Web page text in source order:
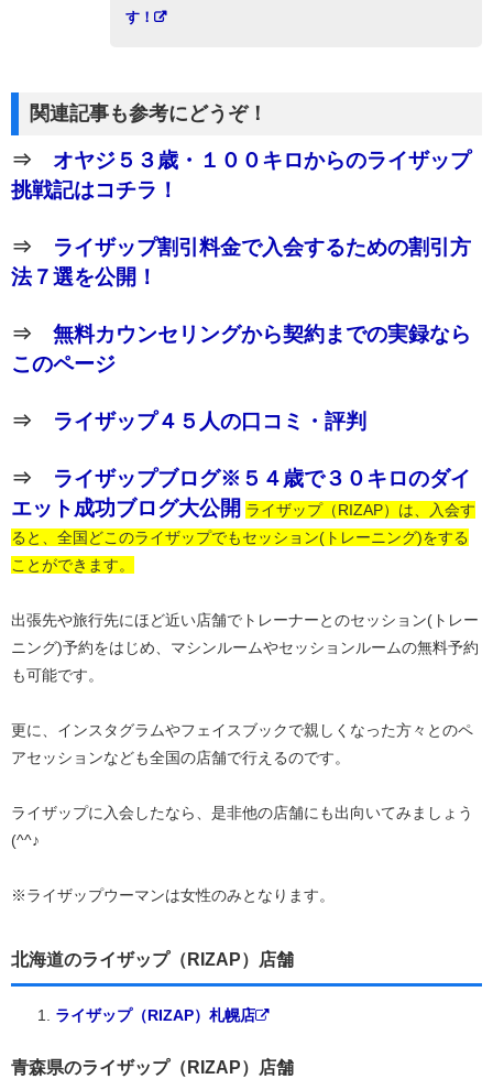
す！
関連記事も参考にどうぞ！
⇒ オヤジ５３歳・１００キロからのライザップ
挑戦記はコチラ！
⇒ ライザップ割引料金で入会するための割引方
法７選を公開！
⇒ 無料カウンセリングから契約までの実録なら
このページ
⇒ ライザップ４５人の口コミ・評判
⇒ ライザップブログ※５４歳で３０キロのダイ
エット成功ブログ大公開 ライザップ（RIZAP）は、入会す
ると、全国どこのライザップでもセッション(トレーニング)をする
ことができます。
出張先や旅行先にほど近い店舗でトレーナーとのセッション(トレー
ニング)予約をはじめ、マシンルームやセッションルームの無料予約
も可能です。
更に、インスタグラムやフェイスブックで親しくなった方々とのペ
アセッションなども全国の店舗で行えるのです。
ライザップに入会したなら、是非他の店舗にも出向いてみましょう
(^^♪
※ライザップウーマンは女性のみとなります。
北海道のライザップ（RIZAP）店舗
ライザップ（RIZAP）札幌店
青森県のライザップ（RIZAP）店舗